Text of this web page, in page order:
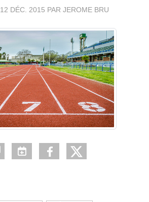
12 DÉC. 2015 PAR JEROME BRU